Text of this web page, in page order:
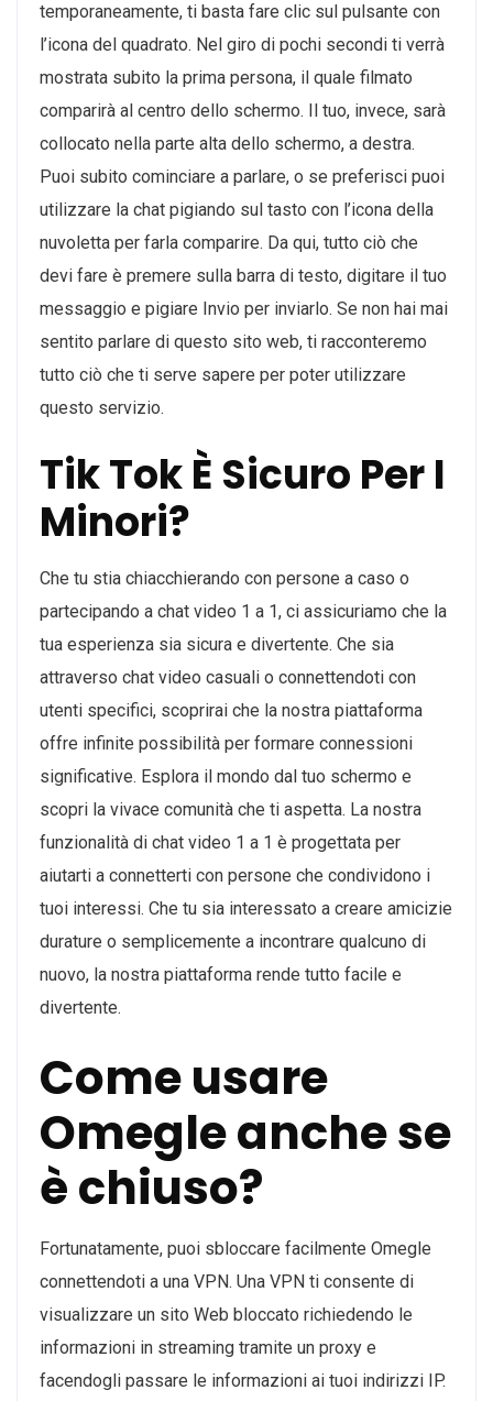
temporaneamente, ti basta fare clic sul pulsante con
l’icona del quadrato. Nel giro di pochi secondi ti verrà
mostrata subito la prima persona, il quale filmato
comparirà al centro dello schermo. Il tuo, invece, sarà
collocato nella parte alta dello schermo, a destra.
Puoi subito cominciare a parlare, o se preferisci puoi
utilizzare la chat pigiando sul tasto con l’icona della
nuvoletta per farla comparire. Da qui, tutto ciò che
devi fare è premere sulla barra di testo, digitare il tuo
messaggio e pigiare Invio per inviarlo. Se non hai mai
sentito parlare di questo sito web, ti racconteremo
tutto ciò che ti serve sapere per poter utilizzare
questo servizio.
Tik Tok È Sicuro Per I
Minori?
Che tu stia chiacchierando con persone a caso o
partecipando a chat video 1 a 1, ci assicuriamo che la
tua esperienza sia sicura e divertente. Che sia
attraverso chat video casuali o connettendoti con
utenti specifici, scoprirai che la nostra piattaforma
offre infinite possibilità per formare connessioni
significative. Esplora il mondo dal tuo schermo e
scopri la vivace comunità che ti aspetta. La nostra
funzionalità di chat video 1 a 1 è progettata per
aiutarti a connetterti con persone che condividono i
tuoi interessi. Che tu sia interessato a creare amicizie
durature o semplicemente a incontrare qualcuno di
nuovo, la nostra piattaforma rende tutto facile e
divertente.
Come usare
Omegle anche se
è chiuso?
Fortunatamente, puoi sbloccare facilmente Omegle
connettendoti a una VPN. Una VPN ti consente di
visualizzare un sito Web bloccato richiedendo le
informazioni in streaming tramite un proxy e
facendogli passare le informazioni ai tuoi indirizzi IP.